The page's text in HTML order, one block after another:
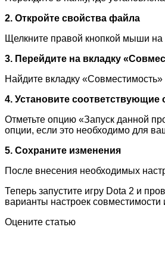
2. Откройте свойства файла
Щелкните правой кнопкой мыши
3. Перейдите на вкладку
Найдите вкладку
4. Установите соответствующие
Отметьте опцию «Запуск данной
опции, если это необходимо для
5. Сохраните изменения
После внесения необходимых
Теперь запустите игру Dota 2 и
варианты настроек
Оцените статью